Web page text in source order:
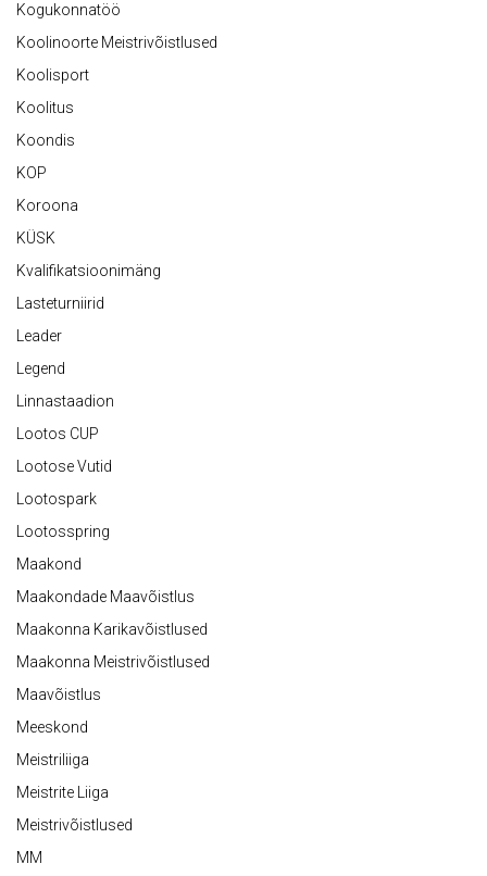
Kogukonnatöö
Koolinoorte Meistrivõistlused
Koolisport
Koolitus
Koondis
KOP
Koroona
KÜSK
Kvalifikatsioonimäng
Lasteturniirid
Leader
Legend
Linnastaadion
Lootos CUP
Lootose Vutid
Lootospark
Lootosspring
Maakond
Maakondade Maavõistlus
Maakonna Karikavõistlused
Maakonna Meistrivõistlused
Maavõistlus
Meeskond
Meistriliiga
Meistrite Liiga
Meistrivõistlused
MM